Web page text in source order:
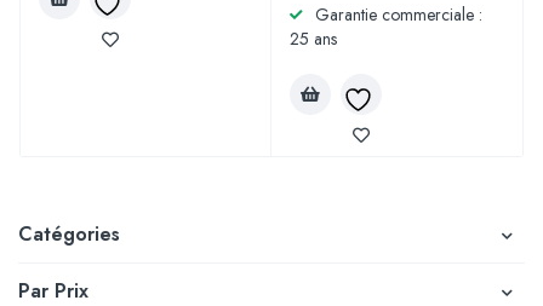
Catégories
Par Prix
Garantie commerciale :
25 ans